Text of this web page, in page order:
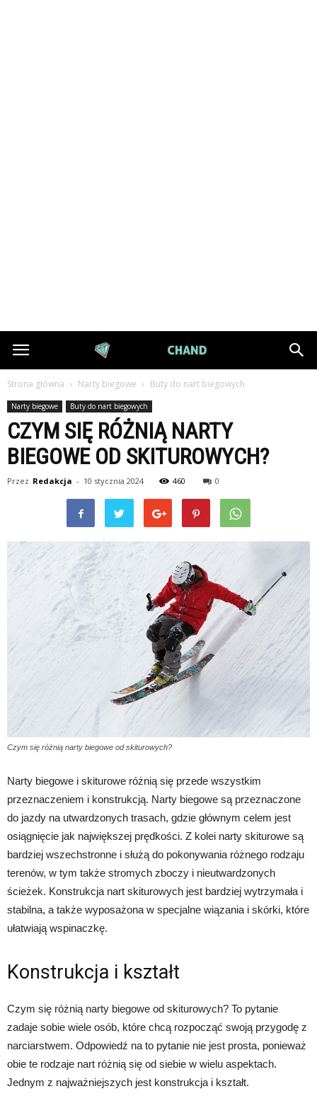
DiamondChand.pl
Strona główna Narty biegowe Buty do nart biegowych
Narty biegowe Buty do nart biegowych
CZYM SIĘ RÓŻNIĄ NARTY
BIEGOWE OD SKITUROWYCH?
Przez Redakcja - 10 stycznia 2024 460 0
Czym się różnią narty biegowe od skiturowych?
Narty biegowe i skiturowe różnią się przede wszystkim
przeznaczeniem i konstrukcją. Narty biegowe są przeznaczone
do jazdy na utwardzonych trasach, gdzie głównym celem jest
osiągnięcie jak największej prędkości. Z kolei narty skiturowe są
bardziej wszechstronne i służą do pokonywania różnego rodzaju
terenów, w tym także stromych zboczy i nieutwardzonych
ścieżek. Konstrukcja nart skiturowych jest bardziej wytrzymała i
stabilna, a także wyposażona w specjalne wiązania i skórki, które
ułatwiają wspinaczkę.
Konstrukcja i kształt
Czym się różnią narty biegowe od skiturowych? To pytanie
zadaje sobie wiele osób, które chcą rozpocząć swoją przygodę z
narciarstwem. Odpowiedź na to pytanie nie jest prosta, ponieważ
obie te rodzaje nart różnią się od siebie w wielu aspektach.
Jednym z najważniejszych jest konstrukcja i kształt.